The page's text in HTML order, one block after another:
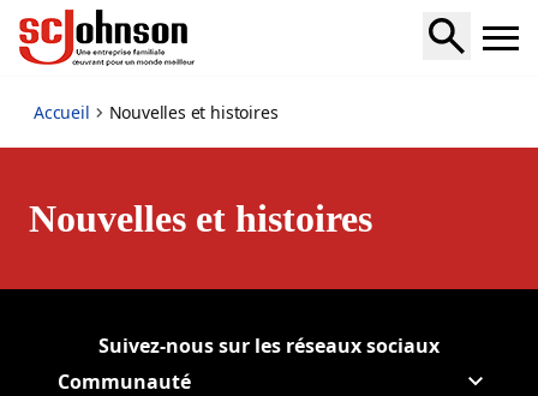
news-stories
Accueil Nouvelles et histoires
Nouvelles et histoires
Suivez-nous sur les réseaux sociaux
Suivre Corporate sur
(Opens in a new tab)
Suivre Corporate sur
(Opens in a new tab)
Suivre Corporate sur
(Opens in a new tab)
Suivre Corporate sur
(Opens in a new tab)
Communauté